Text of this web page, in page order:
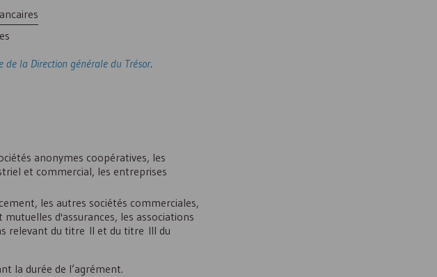
de la Direction générale du Trésor.
anonymes coopératives, les
et commercial, les entreprises
les autres sociétés commerciales,
d'assurances, les associations
relevant du titre II et du titre III du
la durée de l’agrément.